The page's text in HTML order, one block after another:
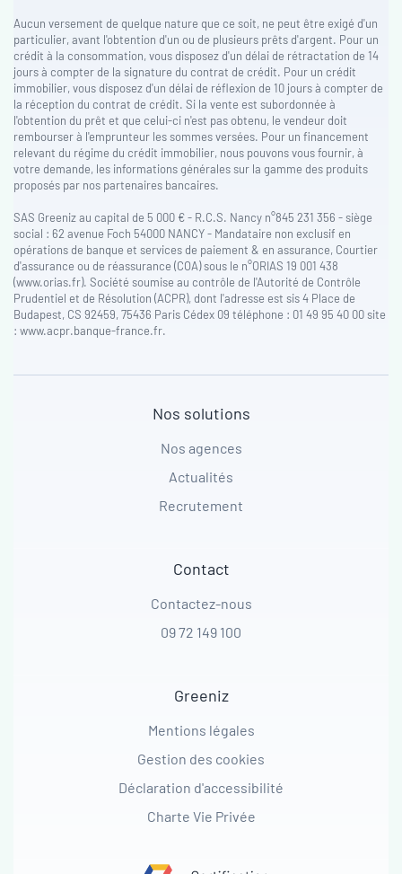
Aucun versement de quelque nature que ce soit, ne peut être exigé d'un
particulier, avant l'obtention d'un ou de plusieurs prêts d'argent. Pour un
crédit à la consommation, vous disposez d'un délai de rétractation de 14
jours à compter de la signature du contrat de crédit. Pour un crédit
immobilier, vous disposez d'un délai de réflexion de 10 jours à compter de
la réception du contrat de crédit. Si la vente est subordonnée à
l'obtention du prêt et que celui-ci n'est pas obtenu, le vendeur doit
rembourser à l'emprunteur les sommes versées. Pour un financement
relevant du régime du crédit immobilier, nous pouvons vous fournir, à
votre demande, les informations générales sur la gamme des produits
proposés par nos partenaires bancaires.
SAS Greeniz au capital de 5 000 € - R.C.S. Nancy n°845 231 356 - siège
social : 62 avenue Foch 54000 NANCY - Mandataire non exclusif en
opérations de banque et services de paiement & en assurance, Courtier
d'assurance ou de réassurance (COA) sous le n°ORIAS 19 001 438
(www.orias.fr). Société soumise au contrôle de l'Autorité de Contrôle
Prudentiel et de Résolution (ACPR), dont l'adresse est sis 4 Place de
Budapest, CS 92459, 75436 Paris Cédex 09 téléphone : 01 49 95 40 00 site
: www.acpr.banque-france.fr.
Nos solutions
Nos agences
Actualités
Recrutement
Contact
Contactez-nous
09 72 149 100
Greeniz
Mentions légales
Gestion des cookies
Déclaration d'accessibilité
Charte Vie Privée